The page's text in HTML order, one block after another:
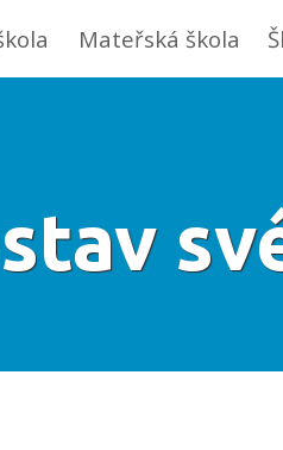
Mateřská škola